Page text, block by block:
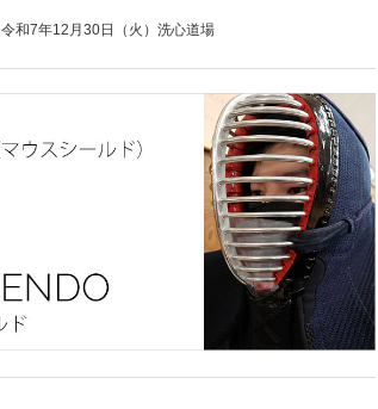
令和7年12月30日（火）洗心道場